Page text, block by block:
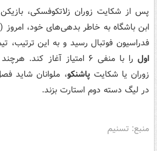
پس از شکایت زوران زلاتکوفسکی،
فدراسیون فوتبال رسید و به این ترتیب،
اول
را با منفی ۶ امتیاز آغاز
زوران یا شکایت پاشنکو
در لیگ دسته دوم استارت بزند.
منبع: تسنیم